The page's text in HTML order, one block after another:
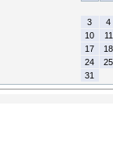
3
4
10
11
17
18
24
25
31